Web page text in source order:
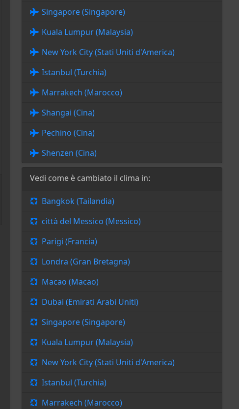
Singapore (Singapore)
Kuala Lumpur (Malaysia)
New York City (Stati Uniti d'America)
Istanbul (Turchia)
Marrakech (Marocco)
Shangai (Cina)
Pechino (Cina)
Shenzen (Cina)
Vedi come è cambiato il clima in:
Bangkok (Tailandia)
città del Messico (Messico)
Parigi (Francia)
Londra (Gran Bretagna)
Macao (Macao)
Dubai (Emirati Arabi Uniti)
Singapore (Singapore)
Kuala Lumpur (Malaysia)
New York City (Stati Uniti d'America)
Istanbul (Turchia)
Marrakech (Marocco)